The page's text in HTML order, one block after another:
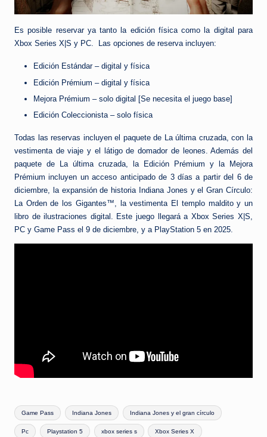
Es posible reservar ya tanto la edición física como la digital para
Xbox Series X|S y PC. Las opciones de reserva incluyen:
Edición Estándar – digital y física
Edición Prémium – digital y física
Mejora Prémium – solo digital [Se necesita el juego base]
Edición Coleccionista – solo física
Todas las reservas incluyen el paquete de La última cruzada, con la
vestimenta de viaje y el látigo de domador de leones. Además del
paquete de La última cruzada, la Edición Prémium y la Mejora
Prémium incluyen un acceso anticipado de 3 días a partir del 6 de
diciembre, la expansión de historia Indiana Jones y el Gran Círculo:
La Orden de los Gigantes™, la vestimenta El templo maldito y un
libro de ilustraciones digital. Este juego llegará a Xbox Series X|S,
PC y Game Pass el 9 de diciembre, y a PlayStation 5 en 2025.
Etiquetas:
Game Pass Indiana Jones Indiana Jones y el gran círculo
Pc Playstation 5 xbox series s Xbox Series X